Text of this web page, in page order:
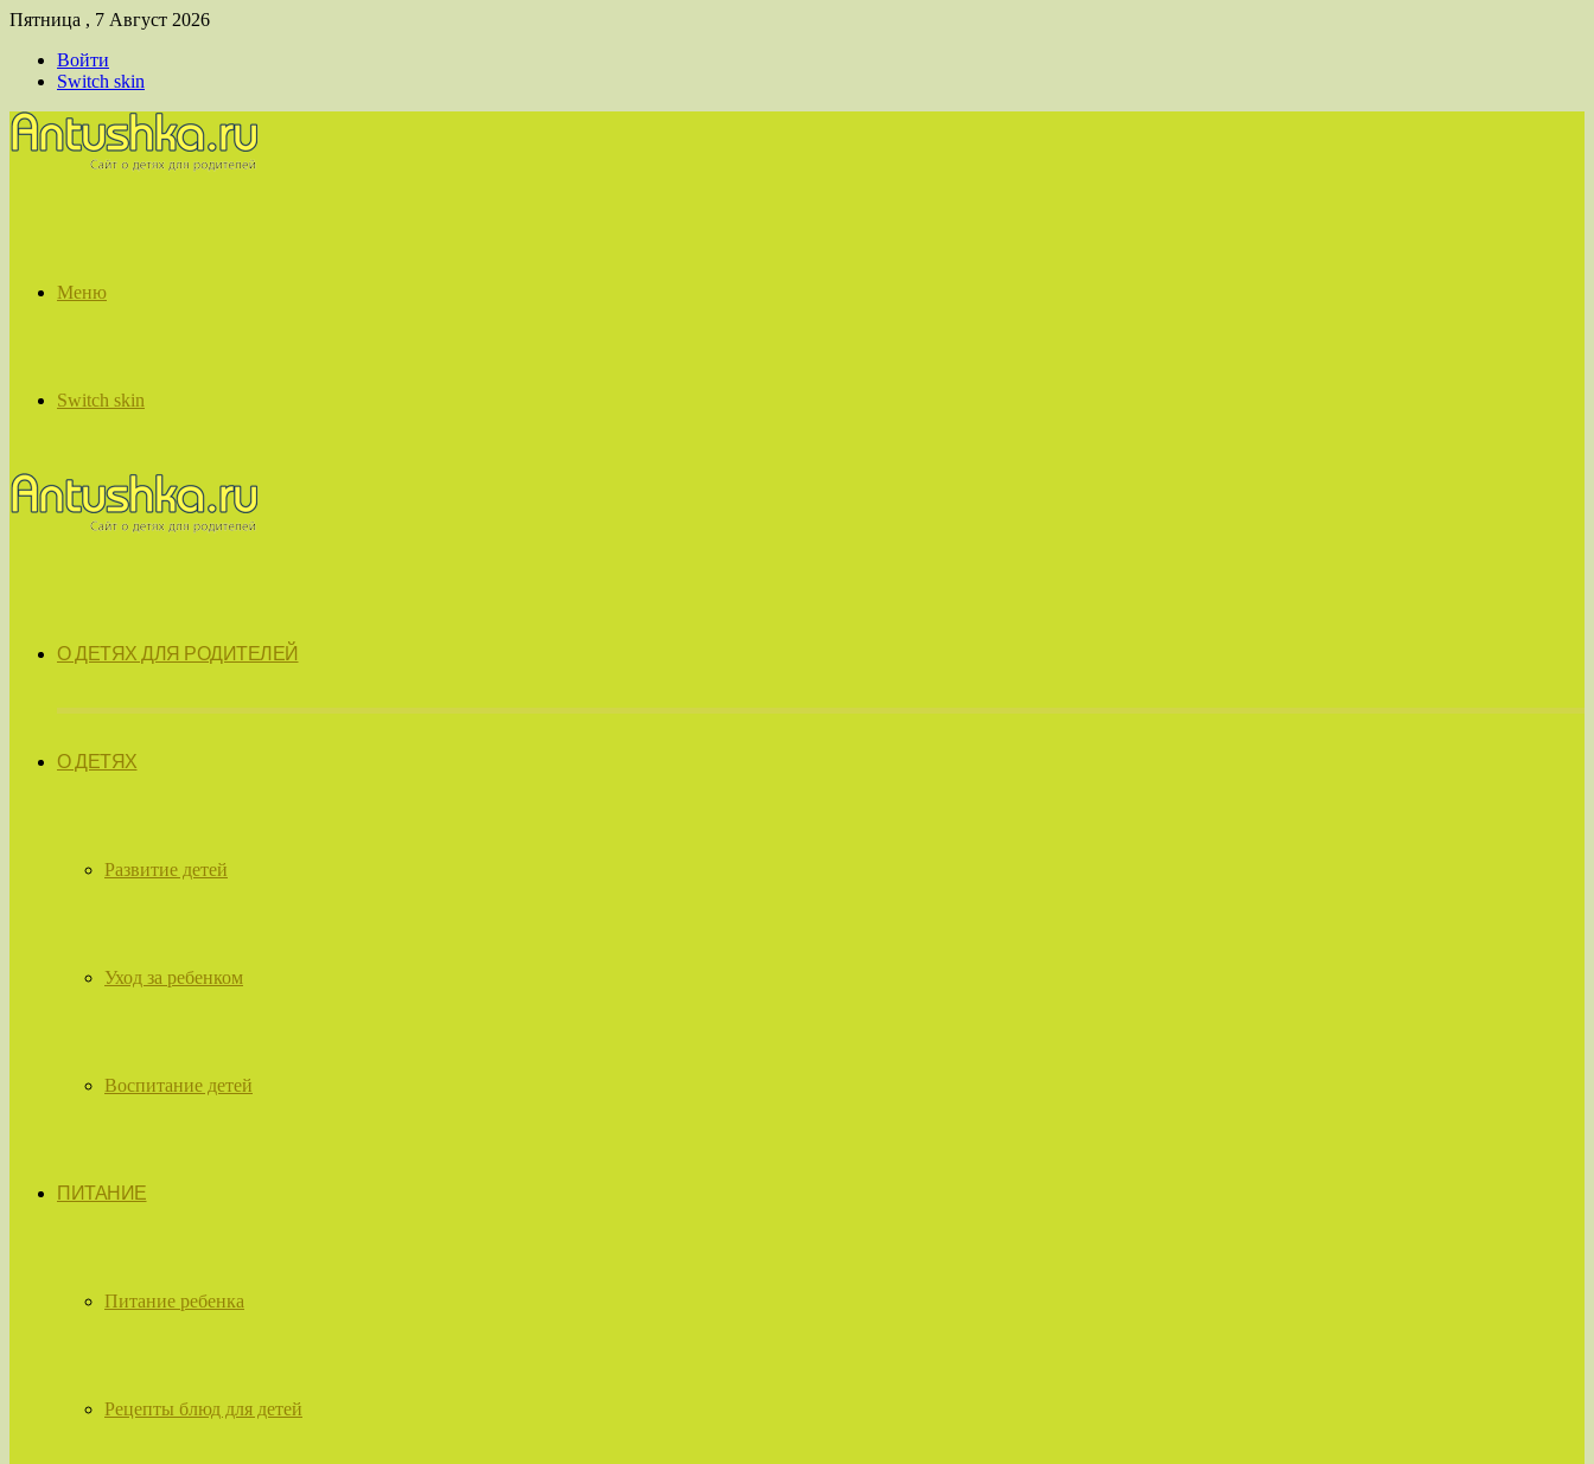
Пятница , 7 Август 2026
Войти
Switch skin
Меню
Switch skin
О ДЕТЯХ ДЛЯ РОДИТЕЛЕЙ
О ДЕТЯХ
Развитие детей
Уход за ребенком
Воспитание детей
ПИТАНИЕ
Питание ребенка
Рецепты блюд для детей